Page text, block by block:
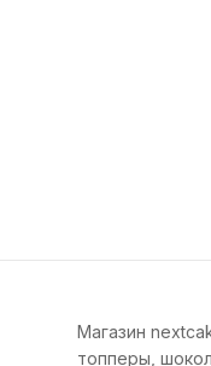
Магазин
топперы,